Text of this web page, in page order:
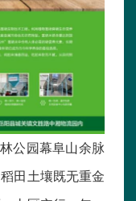
公园幕阜山余脉
田土壤既无重金